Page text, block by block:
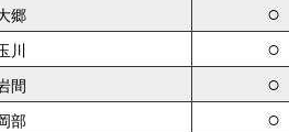
郷 ○
川 ○
間 ○
部 ○